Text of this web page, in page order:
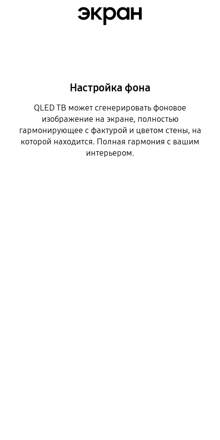
экран
Настройка фона
QLED ТВ может сгенерировать фоновое
изображение на экране, полностью
гармонирующее с фактурой и цветом стены, на
которой находится. Полная гармония с вашим
интерьером.